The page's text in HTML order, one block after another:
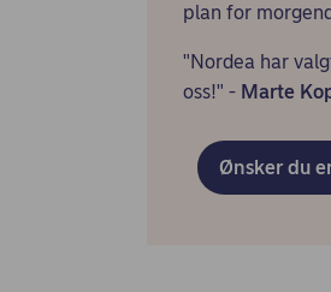
plan for
"Nordea har
oss!" - Marte
Ønsker du